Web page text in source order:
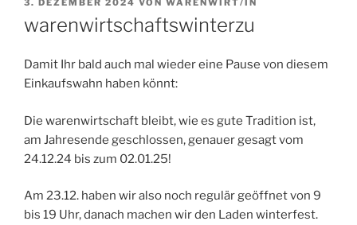
3. DEZEMBER 2024 VON WARENWIRT/IN
warenwirtschaftswinterzu
Damit Ihr bald auch mal wieder eine Pause von diesem
Einkaufswahn haben könnt:
Die warenwirtschaft bleibt, wie es gute Tradition ist,
am Jahresende geschlossen, genauer gesagt vom
24.12.24 bis zum 02.01.25!
Am 23.12. haben wir also noch regulär geöffnet von 9
bis 19 Uhr, danach machen wir den Laden winterfest.